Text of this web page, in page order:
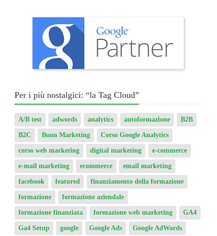
Per i più nostalgici: “la Tag Cloud”
A/B test adwords analytics autoformazione B2B
B2C Buon Marketing Corso Google Analytics
corso web marketing digital marketing
e-mail marketing email marketing
facebook featured finanziamento della formazione
formazione formazione aziendale
formazione finanziata formazione web marketing GA4
Ga4 Setup google Google Ads Google AdWords